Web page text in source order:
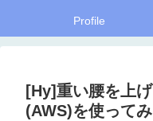
Profile
[Hy]重い腰を上
(AWS)を使って